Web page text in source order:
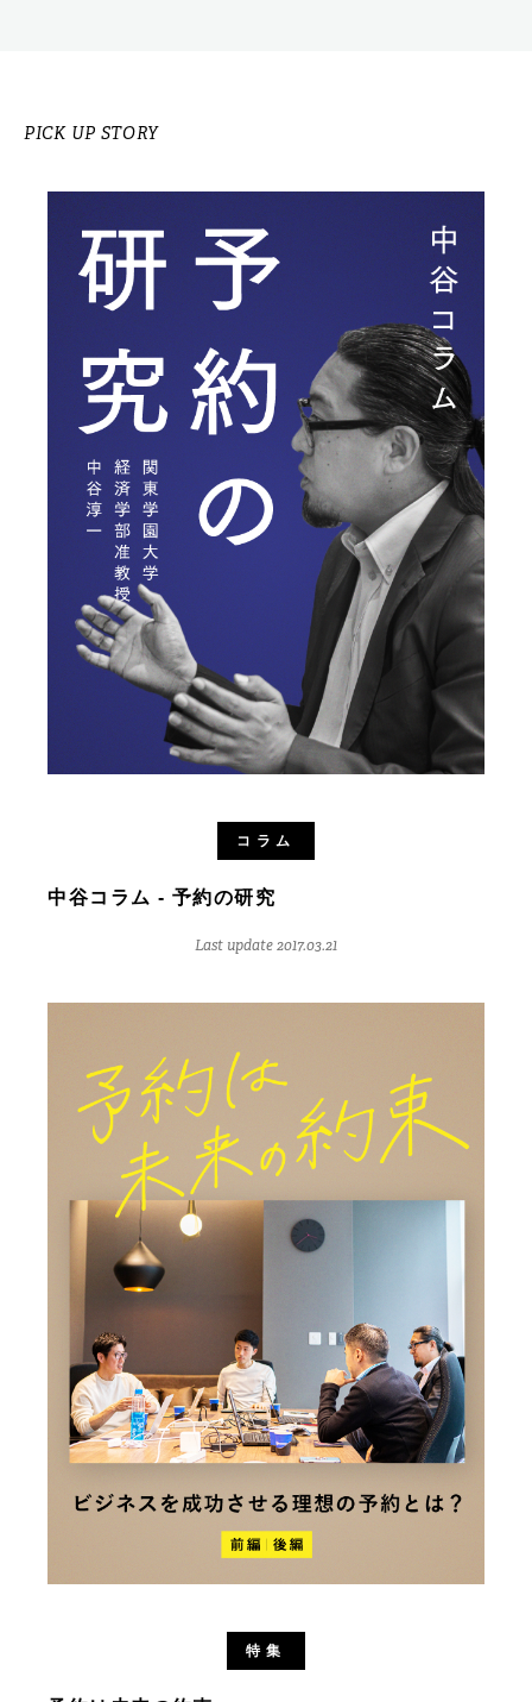
PICK UP STORY
コラム
中谷コラム - 予約の研究
Last update 2017.03.21
特集